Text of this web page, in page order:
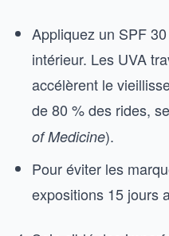
Appliquez un SPF
intérieur. Les UVA
accélèrent le
de 80 % des rides,
of Medicine).
Pour éviter les
expositions 15 jours